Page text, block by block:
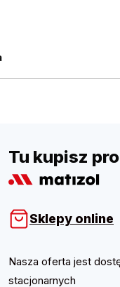
Tu kupisz
Sklepy online
Nasza oferta jest
stacjonarnych